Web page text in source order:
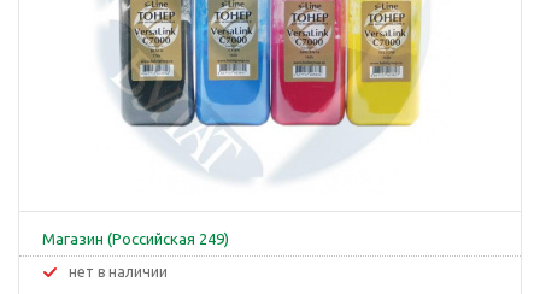
Магазин (Российская 249)
Нет в наличии